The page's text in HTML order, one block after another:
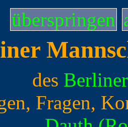
überspringen
des
Fragen,